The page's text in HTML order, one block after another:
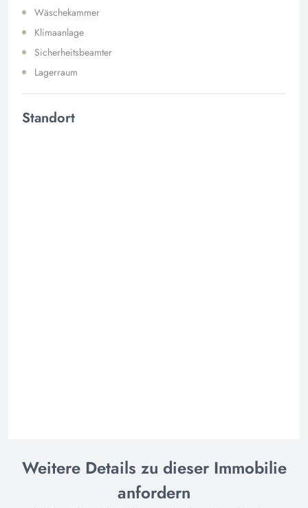
Wäschekammer
Klimaanlage
Sicherheitsbeamter
Lagerraum
Standort
Weitere Details zu dieser Immobilie
anfordern